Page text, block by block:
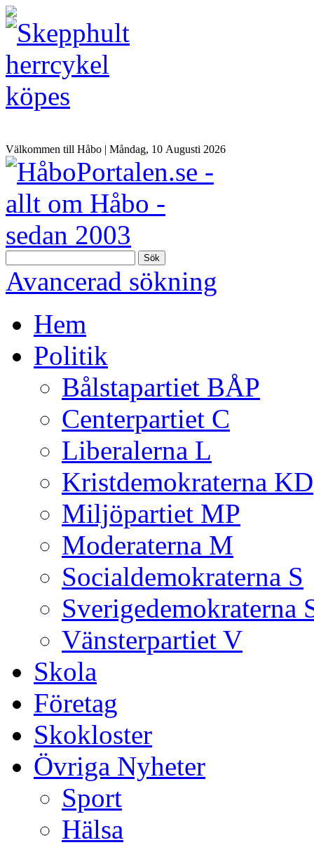
Välkommen till Håbo | Måndag, 10 Αugusti 2026
Sök
Avancerad sökning
Hem
Politik
Bålstapartiet BÅP
Centerpartiet C
Liberalerna L
Kristdemokraterna KD
Miljöpartiet MP
Moderaterna M
Socialdemokraterna S
Sverigedemokraterna
Vänsterpartiet V
Skola
Företag
Skokloster
Övriga Nyheter
Sport
Hälsa